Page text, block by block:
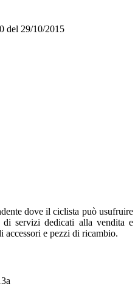
del 29/10/2015
dove il ciclista può usufruire
servizi dedicati alla vendita e
accessori e pezzi di ricambio.